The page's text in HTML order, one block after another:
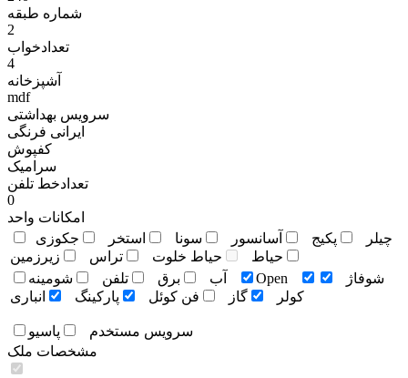
شماره طبقه
2
تعدادخواب
4
آشپزخانه
mdf
سرویس بهداشتی
ایرانی فرنگی
کفپوش
سرامیک
تعدادخط تلفن
0
امکانات واحد
چيلر
پکيج آسانسور سونا استخر
جکوزی
حياط
حياط خلوت تراس
زيرزمين
آب
برق تلفن شومينه Open
شوفاژ
کولر
گاز فن کوئل پارکينگ انباری
سرويس مستخدم
پاسيو
مشخصات ملک